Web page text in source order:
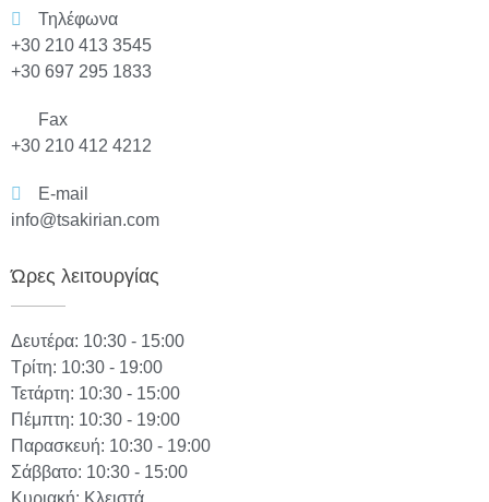
Τηλέφωνα
+30 210 413 3545
+30 697 295 1833
Fax
+30 210 412 4212
E-mail
info@tsakirian.com
Ώρες λειτουργίας
Δευτέρα: 10:30 - 15:00
Τρίτη: 10:30 - 19:00
Τετάρτη: 10:30 - 15:00
Πέμπτη: 10:30 - 19:00
Παρασκευή: 10:30 - 19:00
Σάββατο: 10:30 - 15:00
Κυριακή: Κλειστά